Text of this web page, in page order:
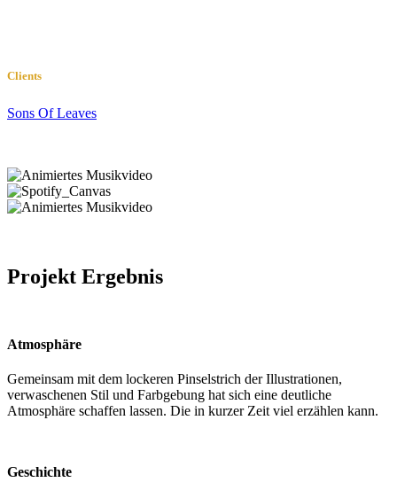
Clients
Sons Of Leaves
Projekt Ergebnis
Atmosphäre
Gemeinsam mit dem lockeren Pinselstrich der Illustrationen,
verwaschenen Stil und Farbgebung hat sich eine deutliche
Atmosphäre schaffen lassen. Die in kurzer Zeit viel erzählen kann.
Geschichte